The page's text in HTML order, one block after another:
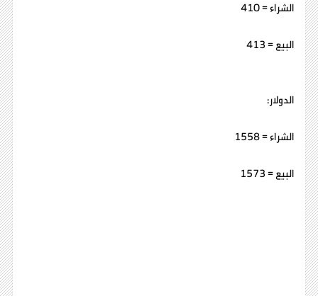
الشراء = 410
البيع = 413
الدولار:
الشراء = 1558
البيع = 1573